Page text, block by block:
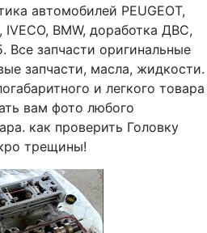
автомобилей PEUGEOT,
IVECO, BMW, доработка ДВС,
Все запчасти оригинальные
запчасти, масла, жидкости.
и легкого товара
вам фото любого
как проверить Головку
трещины!